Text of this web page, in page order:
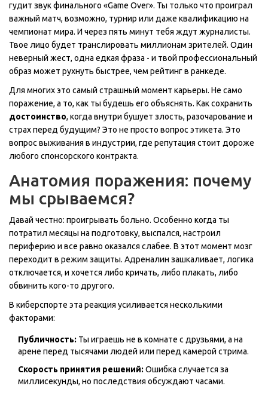
гудит звук финального «Game Over». Ты только что проиграл
важный матч, возможно, турнир или даже квалификацию на
чемпионат мира. И через пять минут тебя ждут журналисты.
Твое лицо будет транслировать миллионам зрителей. Один
неверный жест, одна едкая фраза - и твой профессиональный
образ может рухнуть быстрее, чем рейтинг в ранкеде.
Для многих это самый страшный момент карьеры. Не само
поражение, а то, как ты будешь его объяснять. Как сохранить
достоинство, когда внутри бушует злость, разочарование и
страх перед будущим? Это не просто вопрос этикета. Это
вопрос выживания в индустрии, где репутация стоит дороже
любого спонсорского контракта.
Анатомия поражения: почему
мы срываемся?
Давай честно: проигрывать больно. Особенно когда ты
потратил месяцы на подготовку, выспался, настроил
периферию и все равно оказался слабее. В этот момент мозг
переходит в режим защиты. Адреналин зашкаливает, логика
отключается, и хочется либо кричать, либо плакать, либо
обвинить кого-то другого.
В киберспорте эта реакция усиливается несколькими
факторами:
Публичность: Ты играешь не в комнате с друзьями, а на
арене перед тысячами людей или перед камерой стрима.
Скорость принятия решений: Ошибка случается за
миллисекунды, но последствия обсуждают часами.